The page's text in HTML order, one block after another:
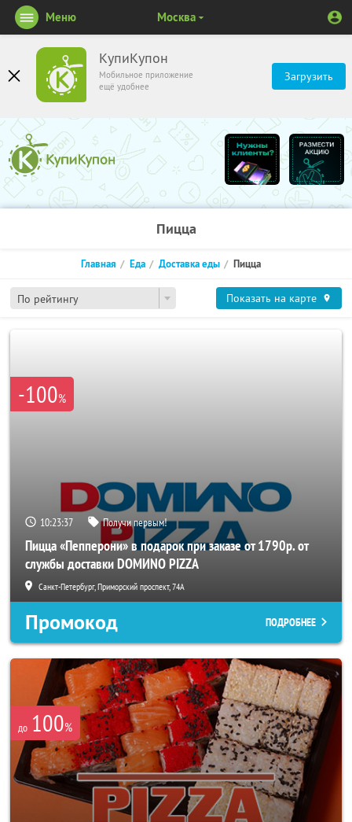
КупиКупон
Мобильное приложение
ещё удобнее
Загрузить
Меню Москва
Пицца
По рейтингу
Главная Еда Доставка еды Пицца
Показать на карте
-100%
10:23:36 Получи первым!
Пицца «Пепперони» в подарок при заказе от 1790р. от
службы доставки DOMИNO PIZZA
Санкт-Петербург, Приморский проспект, 74А
Промокод ПОДРОБНЕЕ
до 100%